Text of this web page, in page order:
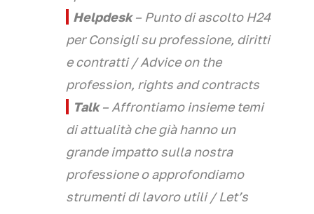
Helpdesk– Punto di ascolto H24
per Consigli su professione, diritti
e contratti /Advice on the
profession, rights and contracts
Talk– Affrontiamo insieme temi
di attualità che già hanno un
grande impatto sulla nostra
professione o approfondiamo
strumenti di lavoro utili / Let’s